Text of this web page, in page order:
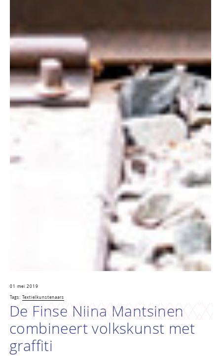
01 mei 2019
Tags: Textielkunstenaars
De Finse Niina Mantsinen
combineert volkskunst met
graffiti